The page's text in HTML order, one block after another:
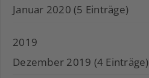
Januar 2020 (5 Einträge)
2019
Dezember 2019 (4 Einträge)